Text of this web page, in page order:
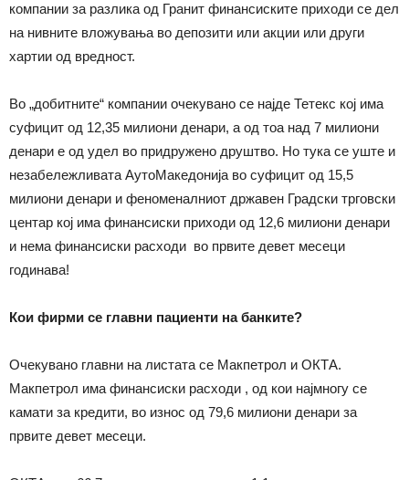
компании за разлика од Гранит финансиските приходи се дел
на нивните вложувања во депозити или акции или други
хартии од вредност.
Во „добитните“ компании очекувано се најде Тетекс кој има
суфицит од 12,35 милиони денари, а од тоа над 7 милиони
денари е од удел во придружено друштво. Но тука се уште и
незабележливата АутоМакедонија во суфицит од 15,5
милиони денари и феноменалниот државен Градски трговски
центар кој има финансиски приходи од 12,6 милиони денари
и нема финансиски расходи во првите девет месеци
годинава!
Кои фирми се главни пациенти на банките?
Очекувано главни на листата се Макпетрол и ОКТА.
Макпетрол има финансиски расходи , од кои најмногу се
камати за кредити, во износ од 79,6 милиони денари за
првите девет месеци.